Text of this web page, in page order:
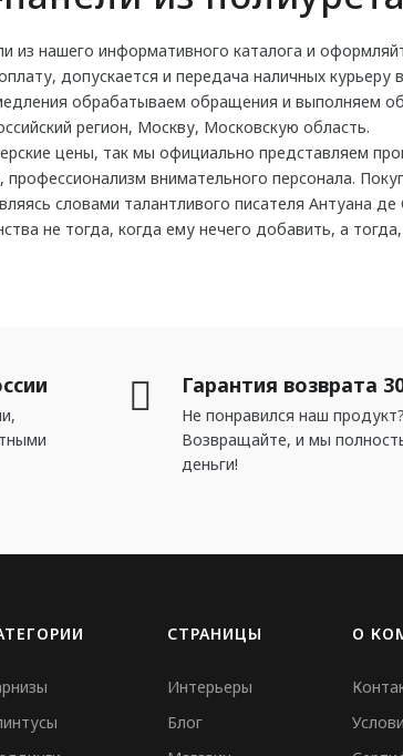
нашего информативного каталога и
допускается и передача наличных курьеру
обрабатываем обращения и выполняем
регион, Москву, Московскую область.
цены, так мы официально представляем
внимательного персонала.
словами талантливого писателя Антуана де
не тогда, когда ему нечего добавить, а
Гарантия возврата
Не понравился наш продукт?
Возвращайте, и мы
деньги!
СТРАНИЦЫ
Интерьеры
Блог
О